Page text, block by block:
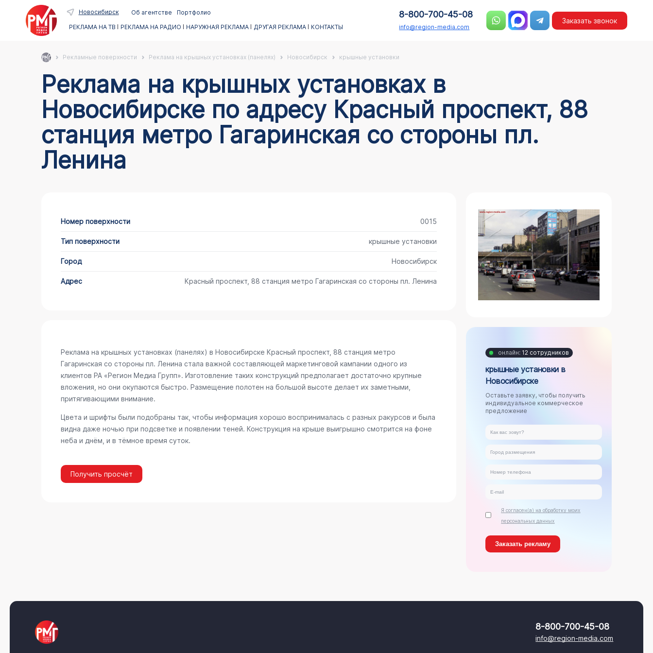
Новосибирск Об агентстве
Портфолио
РЕКЛАМА НА ТВ
РЕКЛАМА НА РАДИО НАРУЖНАЯ РЕКЛАМА ДРУГАЯ РЕКЛАМА КОНТАКТЫ
8-800-700-45-08
info@region-media.com
Заказать звонок
Рекламные поверхности Реклама на крышных установках (панелях) Новосибирск крышные установки
Реклама на крышных установках в
Новосибирске по адресу Красный проспект, 88
станция метро Гагаринская со стороны пл.
Ленина
Номер поверхности 0015
Тип поверхности крышные установки
Город Новосибирск
Адрес Красный проспект, 88 станция метро Гагаринская со стороны пл. Ленина
Реклама на крышных установках (панелях) в Новосибирске Красный проспект, 88 станция метро
Гагаринская со стороны пл. Ленина стала важной составляющей маркетинговой кампании одного из
клиентов РА «Регион Медиа Групп». Изготовление таких конструкций предполагает достаточно крупные
вложения, но они окупаются быстро. Размещение полотен на большой высоте делает их заметными,
притягивающими внимание.
Цвета и шрифты были подобраны так, чтобы информация хорошо воспринималась с разных ракурсов и была
видна даже ночью при подсветке и появлении теней. Конструкция на крыше выигрышно смотрится на фоне
неба и днём, и в тёмное время суток.
Получить просчёт
онлайн: 12 сотрудников
крышные установки в
Новосибирске
Оставьте заявку, чтобы получить
индивидуальное коммерческое
предложение
Я согласен(а) на обработку моих
персональных данных
8-800-700-45-08
info@region-media.com